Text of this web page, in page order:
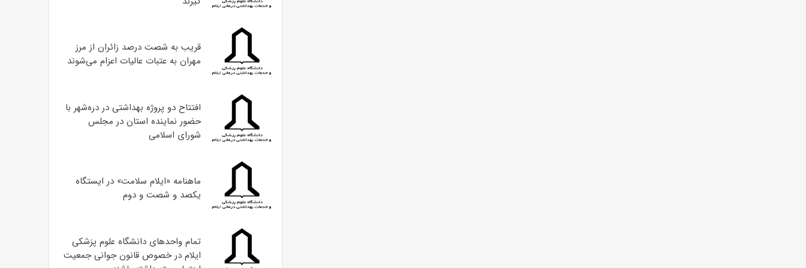
قریب به شصت درصد زائران از مرز
مهران به عتبات عالیات اعزام می‌شوند
افتتاح دو پروژه بهداشتی در دره‌شهر با
حضور نماینده استان در مجلس
شورای اسلامی
ماهنامه «ایلام سلامت» در ایستگاه
یکصد و شصت و دوم
تمام واحدهای دانشگاه علوم پزشکی
ایلام در خصوص قانون جوانی جمعیت